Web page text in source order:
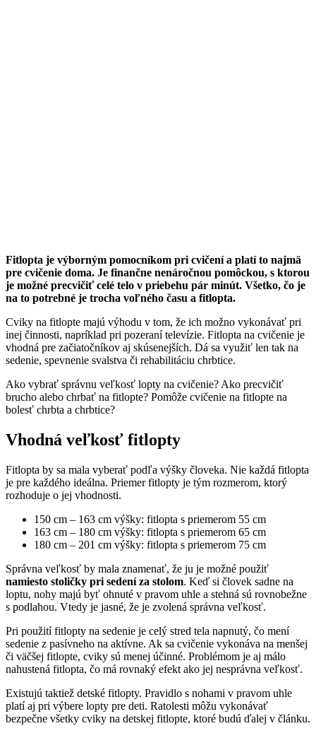
Fitlopta je výborným pomocníkom pri cvičení a platí to najmä
pre cvičenie doma. Je finančne nenáročnou pomôckou, s ktorou
je možné precvičiť celé telo v priebehu pár minút. Všetko, čo je
na to potrebné je trocha voľného času a fitlopta.
Cviky na fitlopte majú výhodu v tom, že ich možno vykonávať pri
inej činnosti, napríklad pri pozeraní televízie. Fitlopta na cvičenie je
vhodná pre začiatočníkov aj skúsenejších. Dá sa využiť len tak na
sedenie, spevnenie svalstva či rehabilitáciu chrbtice.
Ako vybrať správnu veľkosť lopty na cvičenie? Ako precvičiť
brucho alebo chrbať na fitlopte? Pomôže cvičenie na fitlopte na
bolesť chrbta a chrbtice?
Vhodná veľkosť fitlopty
Fitlopta by sa mala vyberať podľa výšky človeka. Nie každá fitlopta
je pre každého ideálna. Priemer fitlopty je tým rozmerom, ktorý
rozhoduje o jej vhodnosti.
150 cm – 163 cm výšky: fitlopta s priemerom 55 cm
163 cm – 180 cm výšky: fitlopta s priemerom 65 cm
180 cm – 201 cm výšky: fitlopta s priemerom 75 cm
Správna veľkosť by mala znamenať, že ju je možné použiť
namiesto stoličky pri sedení za stolom. Keď si človek sadne na
loptu, nohy majú byť ohnuté v pravom uhle a stehná sú rovnobežne
s podlahou. Vtedy je jasné, že je zvolená správna veľkosť.
Pri použití fitlopty na sedenie je celý stred tela napnutý, čo mení
sedenie z pasívneho na aktívne. Ak sa cvičenie vykonáva na menšej
či väčšej fitlopte, cviky sú menej účinné. Problémom je aj málo
nahustená fitlopta, čo má rovnaký efekt ako jej nesprávna veľkosť.
Existujú taktiež detské fitlopty. Pravidlo s nohami v pravom uhle
platí aj pri výbere lopty pre deti. Ratolesti môžu vykonávať
bezpečne všetky cviky na detskej fitlopte, ktoré budú ďalej v článku.